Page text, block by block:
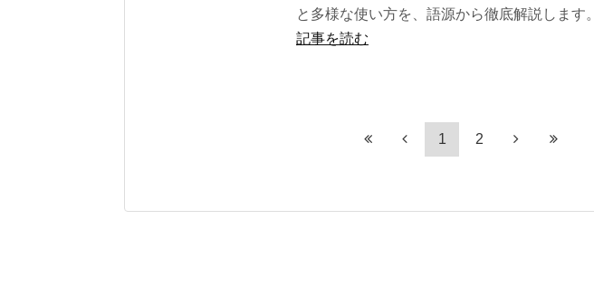
と多様な使い方を、語源から徹底解説します。
記事を読む
1 2